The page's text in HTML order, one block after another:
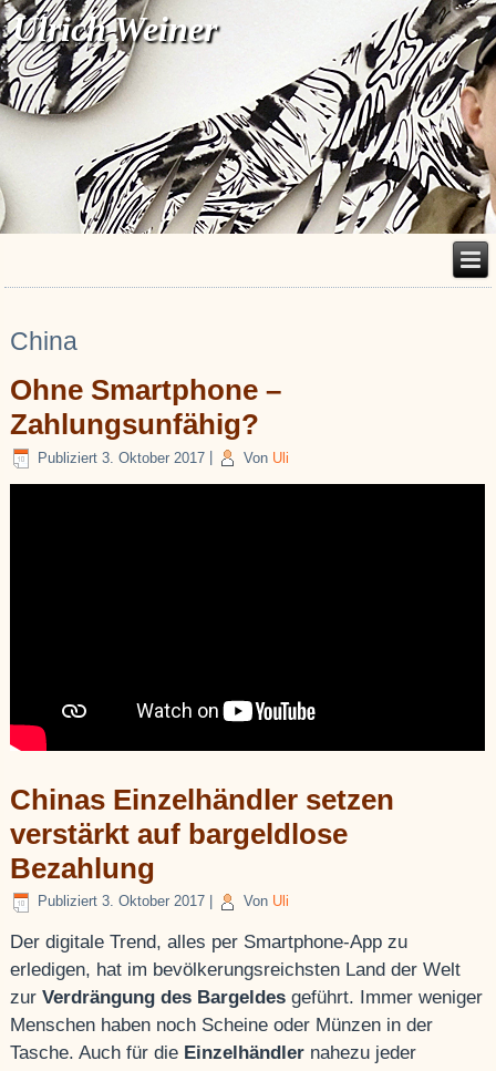
Ulrich Weiner
China
Ohne Smartphone –
Zahlungsunfähig?
Publiziert 3. Oktober 2017 Von Uli
Chinas Einzelhändler setzen
verstärkt auf bargeldlose
Bezahlung
Publiziert 3. Oktober 2017 Von Uli
Der digitale Trend, alles per Smartphone-App zu
erledigen, hat im bevölkerungsreichsten Land der Welt
zurVerdrängung des Bargeldes geführt. Immer weniger
Menschen haben noch Scheine oder Münzen in der
Tasche. Auch für die Einzelhändler nahezu jeder